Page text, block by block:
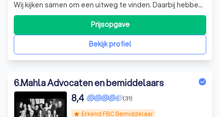
Wij kijken samen om een uitweg te vinden. Daarbij hebben
we vooral oog voor de toekomst. Wij kiezen dan ook
bewust voor een duurzame justitie.
Bekijk profiel
Prijsopgave
6.Mahla Advocaten en bemiddelaars
star Erkend FBC Bemiddelaar
(31)
8,4